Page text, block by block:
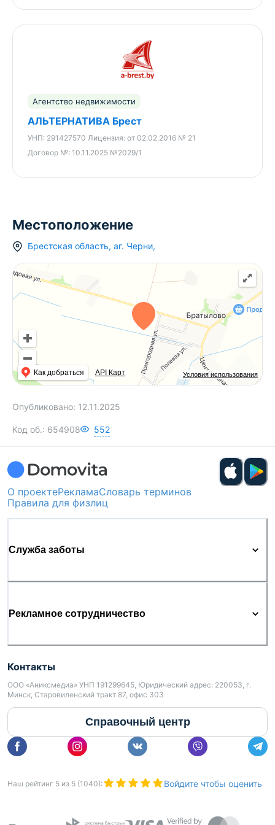
Агентство недвижимости
АЛЬТЕРНАТИВА Брест
УНП: 291427570 Лицензия: от 02.02.2016 № 21
Договор №: 10.11.2025 №2029/1
Местоположение
Брестская область, аг. Черни,
Условия использования
Как добраться API Карт
Опубликовано: 12.11.2025
Код об.: 654908 552
О проектеРекламаСловарь терминов
Правила для физлиц
Служба заботы
Рекламное сотрудничество
Контакты
ООО «Аниксмедиа» УНП 191299645, Юридический адрес: 220053, г.
Минск, Старовиленский тракт 87, офис 303
Справочный центр
Наш рейтинг 5 из 5 (1040): Войдите чтобы оценить